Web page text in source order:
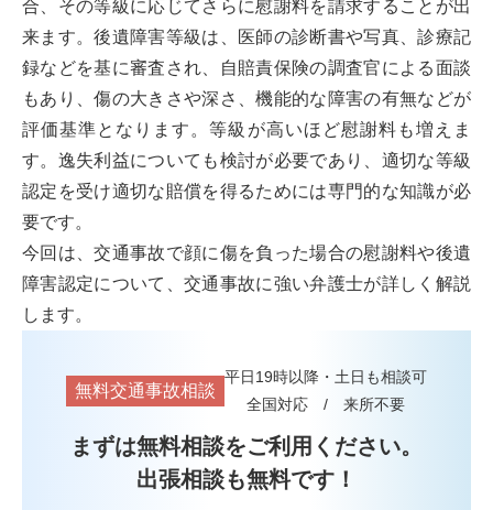
合、その等級に応じてさらに慰謝料を請求することが出
来ます。後遺障害等級は、医師の診断書や写真、診療記
録などを基に審査され、自賠責保険の調査官による面談
もあり、傷の大きさや深さ、機能的な障害の有無などが
評価基準となります。等級が高いほど慰謝料も増えま
す。逸失利益についても検討が必要であり、適切な等級
認定を受け適切な賠償を得るためには専門的な知識が必
要です。
今回は、交通事故で顔に傷を負った場合の慰謝料や後遺
障害認定について、交通事故に強い弁護士が詳しく解説
します。
無料交通事故相談
平日19時以降・土日も相談可
全国対応 / 来所不要
まずは無料相談をご利用ください。
出張相談も無料です！